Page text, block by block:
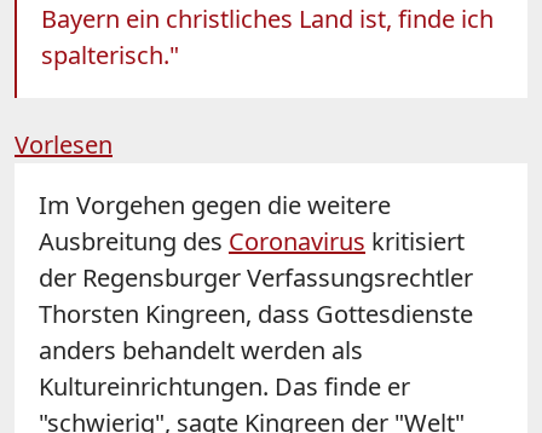
Bayern ein christliches Land ist, finde ich
spalterisch."
Vorlesen
Im Vorgehen gegen die weitere
Ausbreitung des Coronavirus kritisiert
der Regensburger Verfassungsrechtler
Thorsten Kingreen, dass Gottesdienste
anders behandelt werden als
Kultureinrichtungen. Das finde er
"schwierig", sagte Kingreen der "Welt"